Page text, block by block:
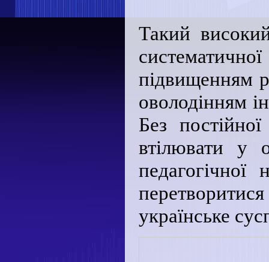
Такий
підвищенням
оволодінням
Без
втілювати у
українське